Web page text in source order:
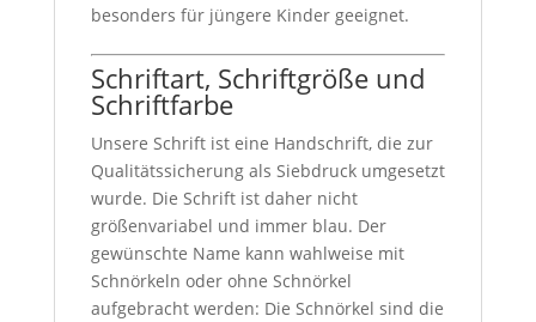
besonders für jüngere Kinder geeignet.
Schriftart, Schriftgröße und
Schriftfarbe
Unsere Schrift ist eine Handschrift, die zur
Qualitätssicherung als Siebdruck umgesetzt
wurde. Die Schrift ist daher nicht
größenvariabel und immer blau. Der
gewünschte Name kann wahlweise mit
Schnörkeln oder ohne Schnörkel
aufgebracht werden: Die Schnörkel sind die